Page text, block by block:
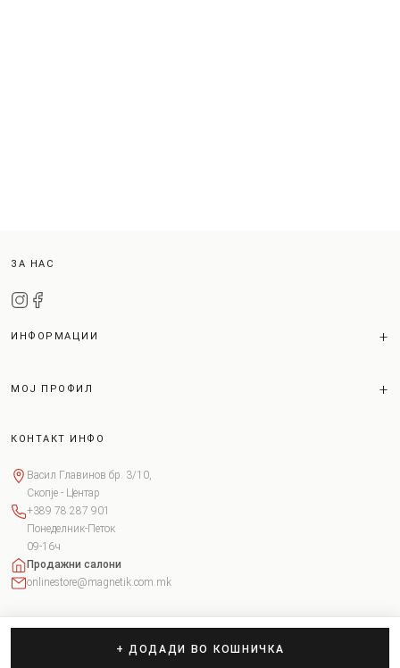
+ ДОДАДИ ВО КОШНИЧКА
ЗА НАС
ИНФОРМАЦИИ
МОЈ ПРОФИЛ
КОНТАКТ ИНФО
Васил Главинов бр. 3/10,
Скопје - Центар
+389 78 287 901
Понеделник-Петок
09-16ч
Продажни салони
onlinestore@magnetik.com.mk
Copyright © 2026 Magnetik. Сите права задржани. Поставки за колачиња